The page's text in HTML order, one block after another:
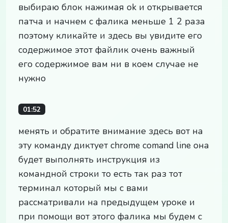
выбираю блок нажимая ok и открывается
патча и начнем с фалика меньше 1 2 раза
поэтому кликайте и здесь вы увидите его
содержимое этот файлик очень важный
его содержимое вам ни в коем случае не
нужно
01:52
менять и обратите внимание здесь вот на
эту команду диктует chrome comand line она
будет выполнять инструкция из
командной строки то есть так раз тот
терминал который мы с вами
рассматривали на предыдущем уроке и
при помощи вот этого фалика мы будем с